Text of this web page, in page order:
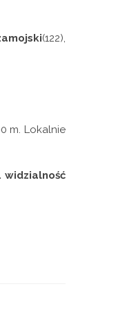
(122),
m. Lokalnie
widzialność